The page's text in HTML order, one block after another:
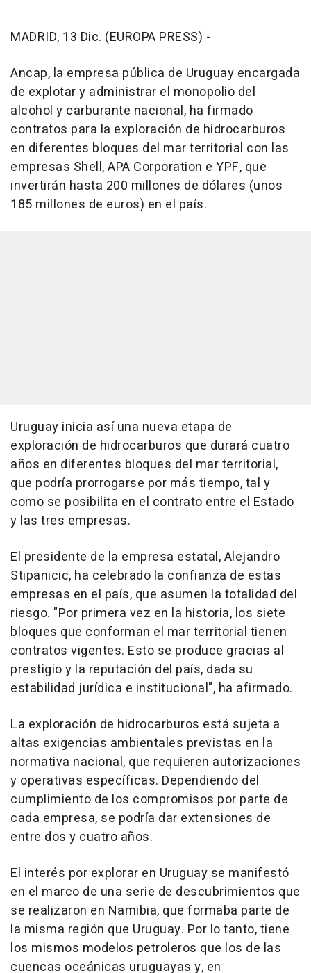
MADRID, 13 Dic. (EUROPA PRESS) -
Ancap, la empresa pública de Uruguay encargada
de explotar y administrar el monopolio del
alcohol y carburante nacional, ha firmado
contratos para la exploración de hidrocarburos
en diferentes bloques del mar territorial con las
empresas Shell, APA Corporation e YPF, que
invertirán hasta 200 millones de dólares (unos
185 millones de euros) en el país.
Uruguay inicia así una nueva etapa de
exploración de hidrocarburos que durará cuatro
años en diferentes bloques del mar territorial,
que podría prorrogarse por más tiempo, tal y
como se posibilita en el contrato entre el Estado
y las tres empresas.
El presidente de la empresa estatal, Alejandro
Stipanicic, ha celebrado la confianza de estas
empresas en el país, que asumen la totalidad del
riesgo. "Por primera vez en la historia, los siete
bloques que conforman el mar territorial tienen
contratos vigentes. Esto se produce gracias al
prestigio y la reputación del país, dada su
estabilidad jurídica e institucional", ha afirmado.
La exploración de hidrocarburos está sujeta a
altas exigencias ambientales previstas en la
normativa nacional, que requieren autorizaciones
y operativas específicas. Dependiendo del
cumplimiento de los compromisos por parte de
cada empresa, se podría dar extensiones de
entre dos y cuatro años.
El interés por explorar en Uruguay se manifestó
en el marco de una serie de descubrimientos que
se realizaron en Namibia, que formaba parte de
la misma región que Uruguay. Por lo tanto, tiene
los mismos modelos petroleros que los de las
cuencas oceánicas uruguayas y, en